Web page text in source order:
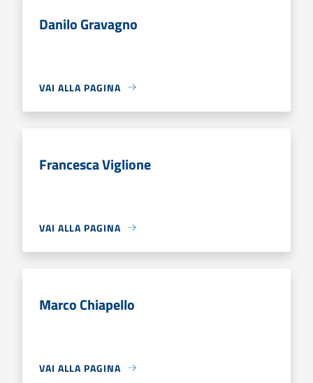
Danilo Gravagno
VAI ALLA PAGINA
Francesca Viglione
VAI ALLA PAGINA
Marco Chiapello
VAI ALLA PAGINA